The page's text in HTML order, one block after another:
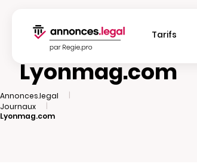
Tarifs
Annonces.legal
|
Journaux
|
Lyonmag.com
Lyonmag.com